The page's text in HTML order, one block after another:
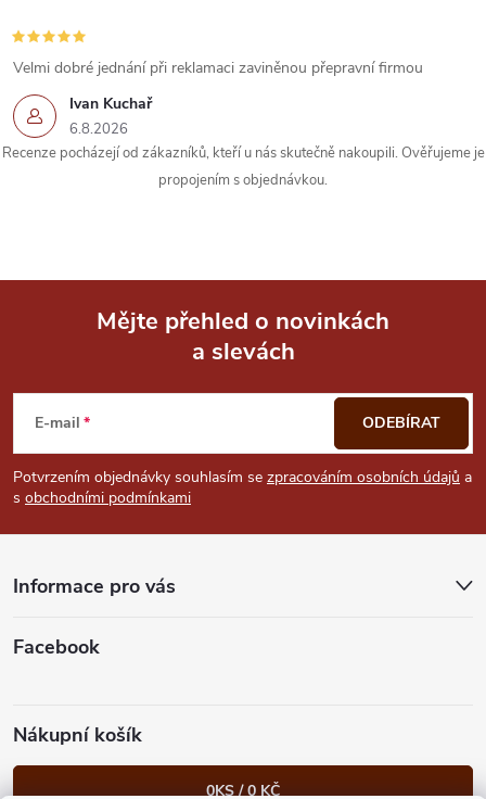
Ivan Kuchař
6.8.2026
Velmi dobré jednání při reklamaci zaviněnou přepravní firmou
Recenze pocházejí od zákazníků, kteří u nás skutečně nakoupili. Ověřujeme je
propojením s objednávkou.
p
a
Mějte přehled o novinkách
a slevách
E-mail
Potvrzením objednávky souhlasím se zpracováním osobních údajů a
s obchodními podmínkami
ODEBÍRAT
Informace pro vás
Facebook
Nákupní košík
0KS /0 KČ